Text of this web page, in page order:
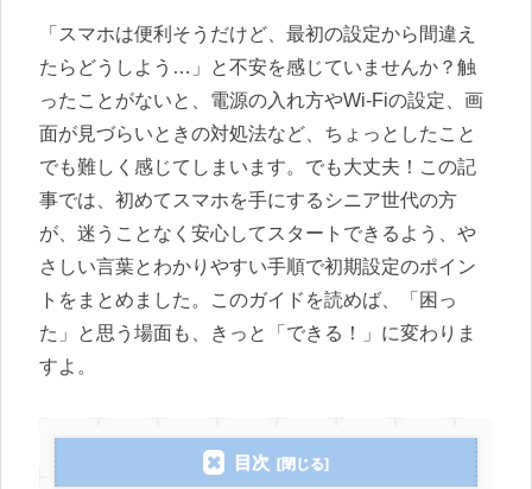
「スマホは便利そうだけど、最初の設定から間違え
たらどうしよう…」と不安を感じていませんか？触
ったことがないと、電源の入れ方やWi-Fiの設定、画
面が見づらいときの対処法など、ちょっとしたこと
でも難しく感じてしまいます。でも大丈夫！この記
事では、初めてスマホを手にするシニア世代の方
が、迷うことなく安心してスタートできるよう、や
さしい言葉とわかりやすい手順で初期設定のポイン
トをまとめました。このガイドを読めば、「困っ
た」と思う場面も、きっと「できる！」に変わりま
すよ。
目次